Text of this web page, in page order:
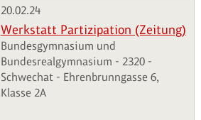
20.02.24
Werkstatt Partizipation (Zeitung)
Bundesgymnasium und
Bundesrealgymnasium - 2320 -
Schwechat - Ehrenbrunngasse 6,
Klasse 2A